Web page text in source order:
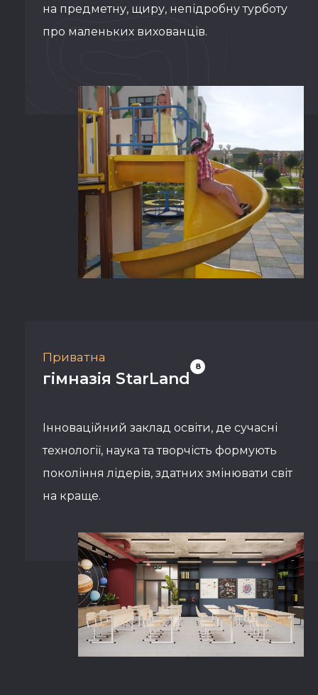
на предметну, щиру, непідробну турботу
про маленьких вихованців.
Приватна
гімназія StarLand
8
Інноваційний заклад освіти, де сучасні
технології, наука та творчість формують
покоління лідерів, здатних змінювати світ
на краще.